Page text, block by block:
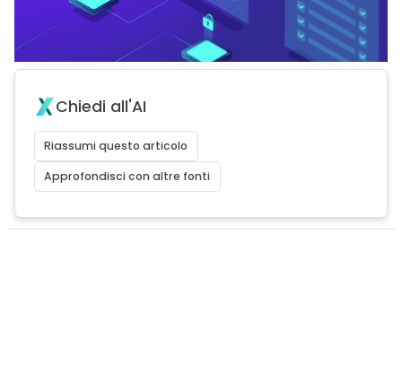
Chiedi all'AI
Riassumi questo articolo
Approfondisci con altre fonti